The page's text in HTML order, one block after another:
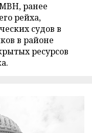
ранее
рейха,
судов в
в районе
ресурсов